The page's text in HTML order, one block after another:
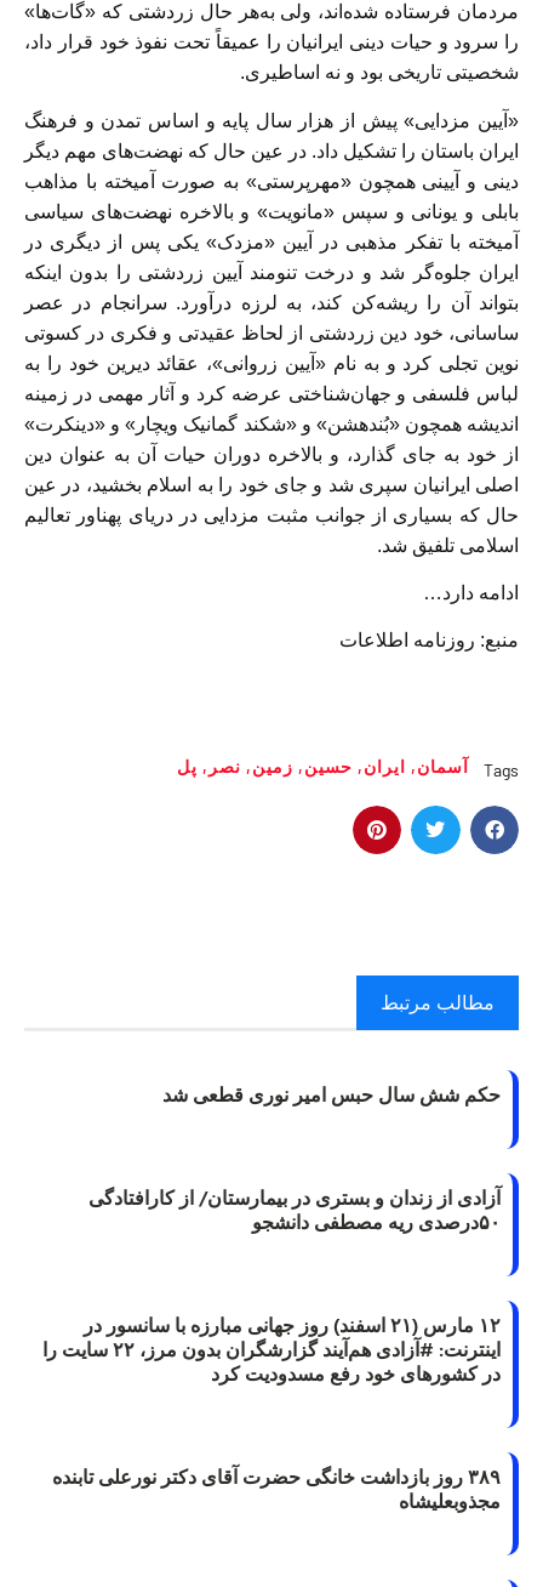
مردمان فرستاده شده‌اند، ولى به‌‏‌‏هر حال زردشتى كه «گات‌ها»
را سرود و حيات دينى ايرانيان را عميقاً تحت نفوذ خود قرار داد،
شخصيتى تاريخى بود و نه اساطيرى.
«آيين مزدايى» پيش از هزار سال پايه و اساس تمدن و فرهنگ
ايران باستان را تشكيل داد. در عين حال كه نهضت‌هاى مهم ديگر
دينى و آيينى همچون «مهرپرستى» به صورت آميخته با مذاهب
بابلى و يونانى و سپس «مانويت» و بالاخره نهضت‌هاى سياسى
آميخته با تفكر مذهبى در آيين «مزدک» يكى پس از ديگرى در
ايران جلوه‌گر شد و درخت تنومند آيين زردشتى را بدون اينكه
بتواند آن را ريشه‌كن كند، به لرزه درآورد. سرانجام در عصر
ساسانى، خود دين زردشتى از لحاظ عقيدتى و فكرى در كسوتى
نوين تجلى كرد و به نام «آيين زروانى»، عقائد ديرين خود را به
لباس فلسفى و جهان‌‏شناختى عرضه كرد و آثار مهمى در زمينه
انديشه همچون «بُندهشن» و «شكند گمانيک ويچار» و «دينكرت»
از خود به جاى گذارد، و بالاخره دوران حيات آن به عنوان دين
اصلى ايرانيان سپرى شد و جاى خود را به اسلام بخشيد، در عين
حال كه بسيارى از جوانب مثبت مزدايى در درياى پهناور تعاليم
اسلامى تلفيق شد.
ادامه دارد…
منبع: روزنامه اطلاعات
Tags آسمان, ايران, حسين, زمين, نصر , پل
مطالب مرتبط
حکم شش سال حبس امیر نوری قطعی شد
آزادی از زندان و بستری در بیمارستان/ از کارافتادگی
۵۰درصدی ریه مصطفی دانشجو
۱۲ مارس (۲۱ اسفند) روز جهانی مبارزه با سانسور در
اینترنت: #آزادی هم‌آیند گزارشگران‌ بدون مرز، ۲۲ سایت را
در کشورهای خود رفع مسدودیت کرد
۳۸۹ روز بازداشت خانگی حضرت آقای دکتر نورعلی تابنده
مجذوبعلیشاه